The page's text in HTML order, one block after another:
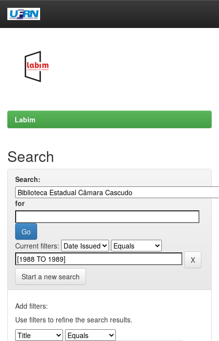
Labim
Search
Search:
for
Current filters:
Start a new search
Add filters:
Use filters to refine the search results.